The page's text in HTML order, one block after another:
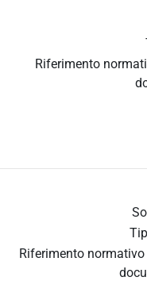
Riferimento
Riferimento normativo